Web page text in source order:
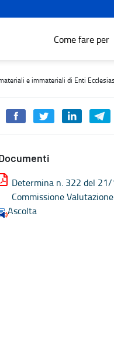
Come fare per
di beni culturali
e immateriali di Enti
Documenti
Determina n. 322 del
Commissione Valutazione
Ascolta